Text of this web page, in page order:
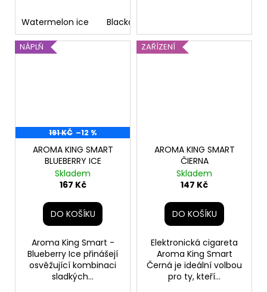
Watermelon ice Blackcurrant lemon
NÁPLŇ
191 KČ –12 %
AROMA KING SMART
BLUEBERRY ICE
Skladem
167 Kč
DO KOŠÍKU
Aroma King Smart -
Blueberry Ice přinášejí
osvěžující kombinaci
sladkých...
ZAŘÍZENÍ
AROMA KING SMART
ČIERNA
Skladem
147 Kč
DO KOŠÍKU
Elektronická cigareta
Aroma King Smart
Černá je ideální volbou
pro ty, kteří...